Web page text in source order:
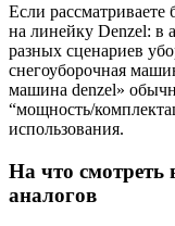
Если
на линейку Denzel: в
разных сценариев
снегоуборочная
машина denzel»
“мощность/
использования.
На что смотреть
аналогов